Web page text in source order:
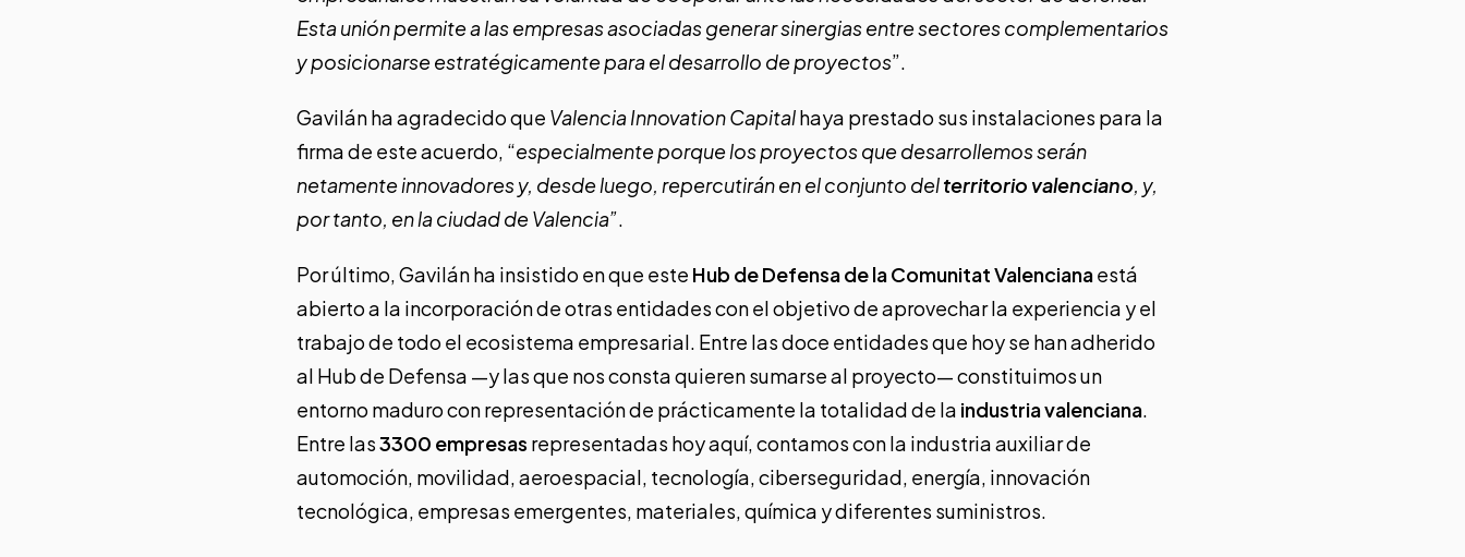
Esta unión permite a las empresas asociadas generar sinergias entre sectores complementarios
y posicionarse estratégicamente para el desarrollo de proyectos”.
Gavilán ha agradecido que Valencia Innovation Capitalhaya prestado sus instalaciones para la
firma de este acuerdo, “especialmente porque los proyectos que desarrollemos serán
netamente innovadores y, desde luego, repercutirán en el conjunto delterritorio valenciano, y,
por tanto, en la ciudad de Valencia”.
Por último, Gavilán ha insistido en que este Hub de Defensa de la Comunitat Valencianaestá
abierto a la incorporación de otras entidades con el objetivo de aprovechar la experiencia y el
trabajo de todo el ecosistema empresarial. Entre las doce entidades que hoy se han adherido
al Hub de Defensa —y las que nos consta quieren sumarse al proyecto— constituimos un
entorno maduro con representación de prácticamente la totalidad de la industria valenciana.
Entre las3300 empresas representadas hoy aquí, contamos con la industria auxiliar de
automoción, movilidad, aeroespacial, tecnología, ciberseguridad, energía, innovación
tecnológica, empresas emergentes, materiales, química y diferentes suministros.